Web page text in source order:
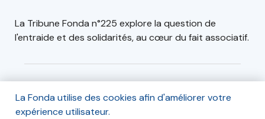
La Tribune Fonda n°225 explore la question de
l'entraide et des solidarités, au cœur du fait associatif.
Commander
La Fonda utilise des cookies afin d'améliorer votre
expérience utilisateur.